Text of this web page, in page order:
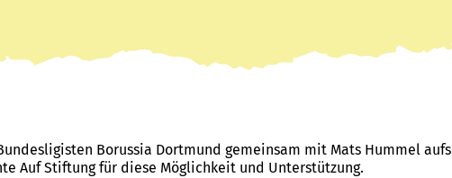
Borussia Dortmund gemeinsam mit Mats Hummel aufs
Auf Stiftung für diese Möglichkeit und Unterstützung.